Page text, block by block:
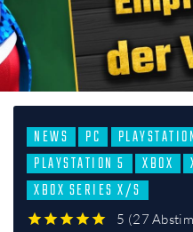
NEWS PC
PLAYSTATION 5
XBOX
XBOX SERIES X/S
5 (27